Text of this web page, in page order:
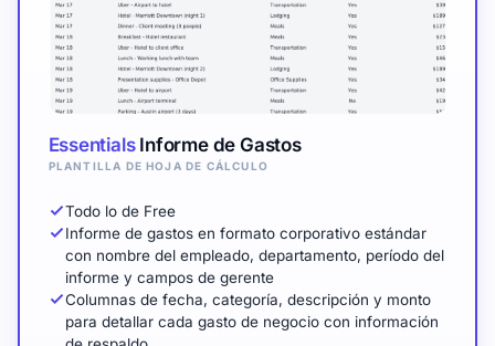
EssentialsInforme de Gastos
PLANTILLA DE HOJA DE CÁLCULO
Todo lo de Free
Informe de gastos en formato corporativo estándar
con nombre del empleado, departamento, período del
informe y campos de gerente
Columnas de fecha, categoría, descripción y monto
para detallar cada gasto de negocio con información